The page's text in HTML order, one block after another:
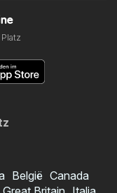
België Canada